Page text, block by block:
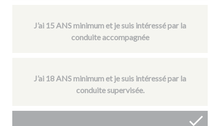
J’ai 15 ANS minimum et je suis intéressé par la
conduite accompagnée
J’ai 18 ANS minimum et je suis intéressé par la
conduite supervisée.